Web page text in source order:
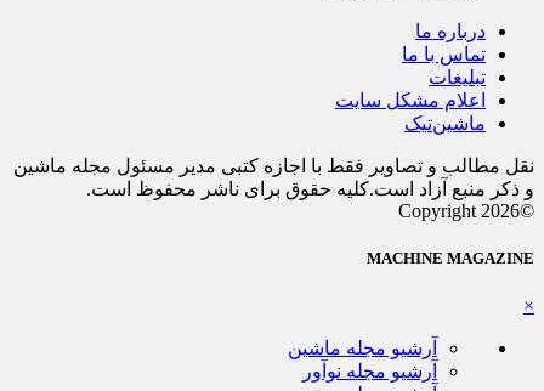
درباره ما
تماس با ما
تبلیغات
اعلام مشکل سایت
ماشین‌تیک
نقل مطالب و تصاویر فقط با اجازه کتبی مدیر مسئول مجله ماشین
و ذکر منبع آزاد است.کلیه حقوق برای ناشر محفوظ است.
©Copyright 2026
MACHINE MAGAZINE
×
آرشیو مجله ماشین
آرشیو مجله نوآور